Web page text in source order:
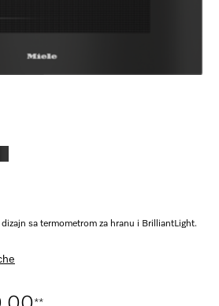
sa termometrom za hranu i BrilliantLight.
**